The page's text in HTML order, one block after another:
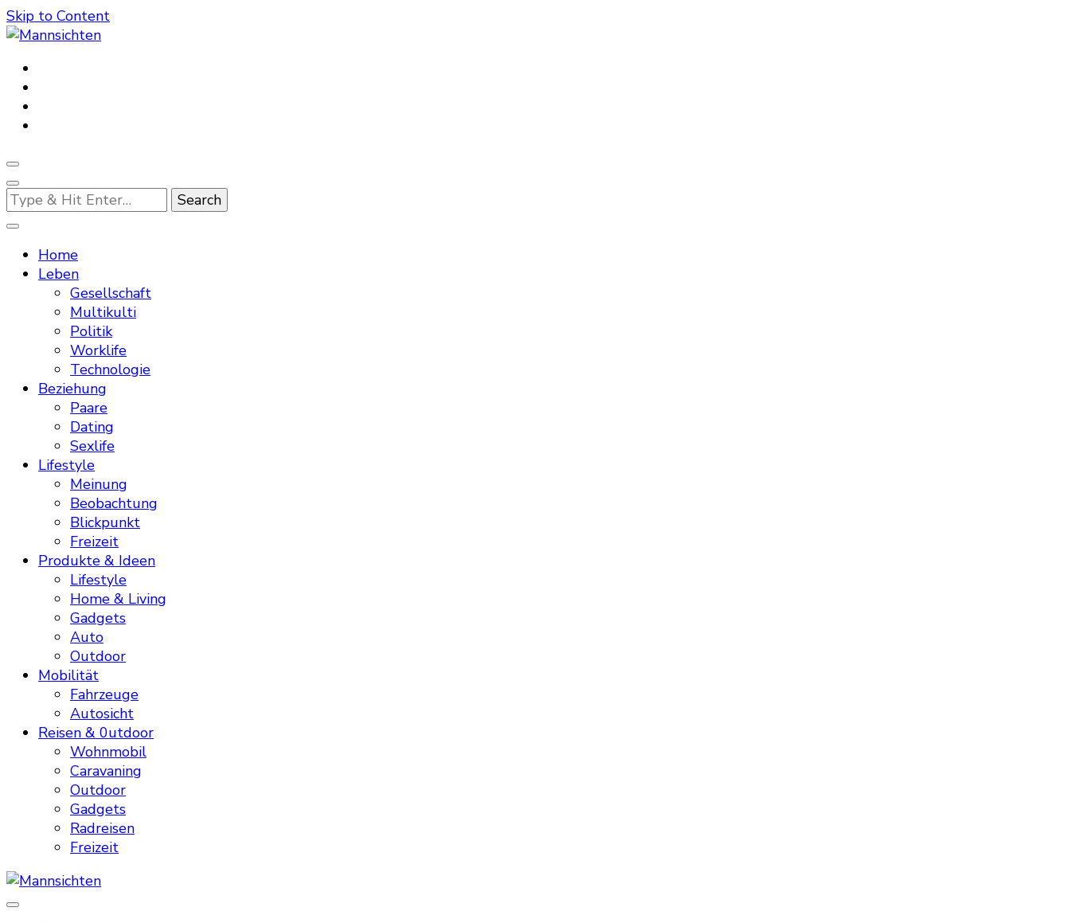
Skip to Content
Mannsichten
Was Männer wollen. Was Männer denken.
Looking
for
Something?
Home
Leben
Gesellschaft
Multikulti
Politik
Worklife
Technologie
Beziehung
Paare
Dating
Sexlife
Lifestyle
Meinung
Beobachtung
Blickpunkt
Freizeit
Produkte & Ideen
Lifestyle
Home & Living
Gadgets
Auto
Outdoor
Mobilität
Fahrzeuge
Autosicht
Reisen & 0utdoor
Wohnmobil
Caravaning
Outdoor
Gadgets
Radreisen
Freizeit
Mannsichten